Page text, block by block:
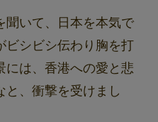
聞いて、日本を本気で
ビシビシ伝わり胸を打
には、香港への愛と悲
と、衝撃を受けまし